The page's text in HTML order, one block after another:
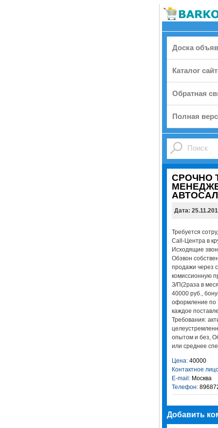
Доска
Каталог
Обратная
Полная
СРОЧНО
Дата:
Требуется
Call-Центра в
Исходящие
Обзвон
продажи через
комиссионную
З/П(2раза в
40000 руб.,
оформление по
каждое
Требования:
опытом и без,
или среднее
Цена:40000
Контактное
E-mail:Москва
Телефон:
Добавить